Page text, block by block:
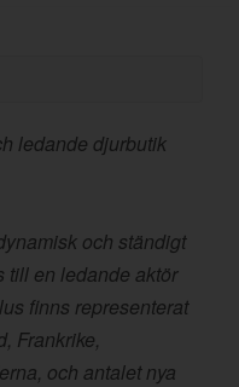
ledande djurbutik
och ständigt
till en ledande aktör
finns representerat
Frankrike,
och antalet nya